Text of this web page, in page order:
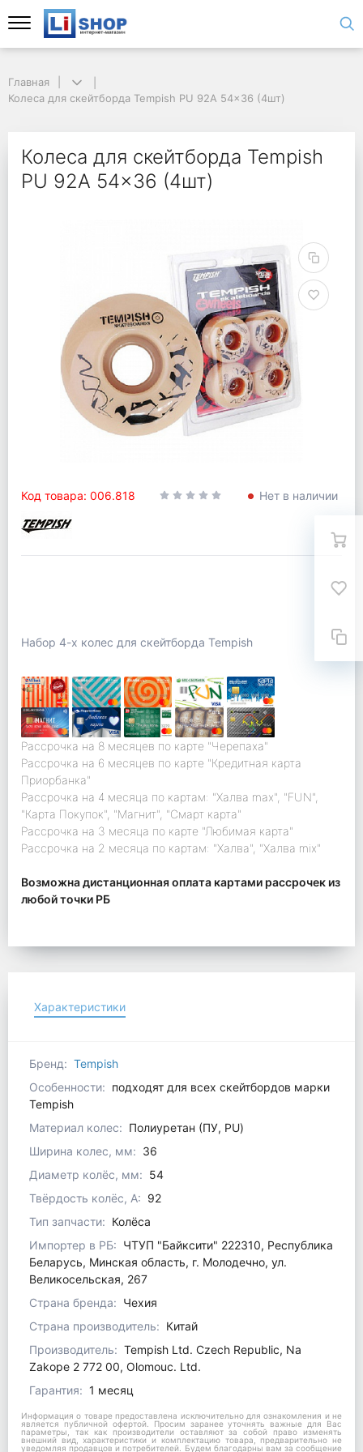
Главная
Колеса для скейтборда Tempish PU 92A 54x36 (4шт)
Колеса для скейтборда Tempish
PU 92A 54x36 (4шт)
Код товара: 006.818 Нет в наличии
Набор 4-х колес для скейтборда Tempish
Рассрочка на 8 месяцев по карте "Черепаха"
Рассрочка на 6 месяцев по карте "Кредитная карта
Приорбанка"
Рассрочка на 4 месяца по картам: "Халва max", "FUN",
"Карта Покупок", "Магнит", "Смарт карта"
Рассрочка на 3 месяца по карте "Любимая карта"
Рассрочка на 2 месяца по картам: "Халва", "Халва mix"
Возможна дистанционная оплата картами рассрочек из
любой точки РБ
Характеристики
Бренд: Tempish
Особенности: подходят для всех скейтбордов марки
Tempish
Материал колес: Полиуретан (ПУ, PU)
Ширина колес, мм: 36
Диаметр колёс, мм: 54
Твёрдость колёс, А: 92
Тип запчасти: Колёса
Импортер в РБ: ЧТУП "Байксити" 222310, Республика
Беларусь, Минская область, г. Молодечно, ул.
Великосельская, 267
Страна бренда: Чехия
Страна производитель: Китай
Производитель: Tempish Ltd. Czech Republic, Na
Zakope 2 772 00, Olomouc. Ltd.
Гарантия: 1 месяц
Информация о товаре предоставлена исключительно для ознакомления и не
является публичной офертой. Просим заранее уточнять важные для Вас
параметры, так как производители оставляют за собой право изменять
внешний вид, характеристики и комплектацию товара, предварительно не
уведомляя продавцов и потребителей. Будем благодарны вам за сообщение